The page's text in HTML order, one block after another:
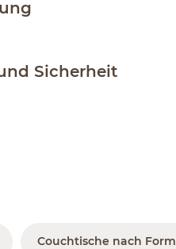
Sicherheit
Couchtische nach Form